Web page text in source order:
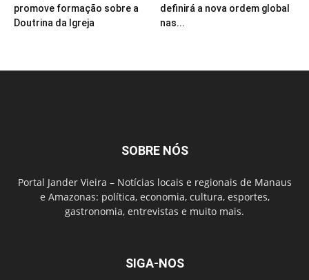
promove formação sobre a
Doutrina da Igreja
definirá a nova ordem global
nas...
SOBRE NÓS
Portal Jander Vieira – Notícias locais e regionais de Manaus
e Amazonas: política, economia, cultura, esportes,
gastronomia, entrevistas e muito mais.
SIGA-NOS